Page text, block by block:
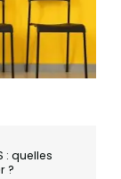
: quelles
?